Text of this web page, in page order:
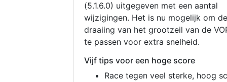
(5.1.6.0) uitgegeven met een aantal
wijzigingen. Het is nu mogelijk om de
draaiing van het grootzeil van de
te passen voor extra snelheid.
Vijf tips voor een hoge score
Race tegen veel sterke, hoog